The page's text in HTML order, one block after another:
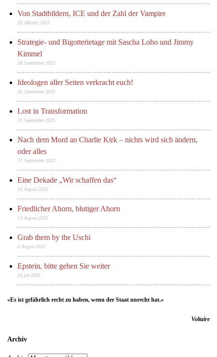
Von Stadtbildern, ICE und der Zahl der Vampire
20. Oktober 2025
Strategie- und Bigotterietage mit Sascha Lobo und Jimmy
Kimmel
28. September 2025
Ideologen aller Seiten verkracht euch!
26. September 2025
Lost in Transformation
21. September 2025
Nach dem Mord an Charlie Kirk – nichts wird sich ändern,
oder alles
17. September 2025
Eine Dekade „Wir schaffen das“
18. August 2025
Friedlicher Ahorn, blutiger Ahorn
13. August 2025
Grab them by the Uschi
2. August 2025
Epstein, bitte gehen Sie weiter
24. Juli 2025
«Es ist gefährlich recht zu haben, wenn der Staat unrecht hat.»
Voltaire
Archiv